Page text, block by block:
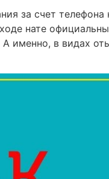
за счет
нате
А именно, в видах